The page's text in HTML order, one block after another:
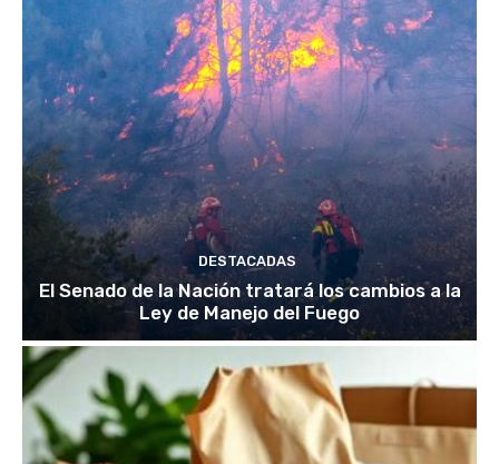
DESTACADAS
El Senado de la Nación tratará los cambios a la
Ley de Manejo del Fuego